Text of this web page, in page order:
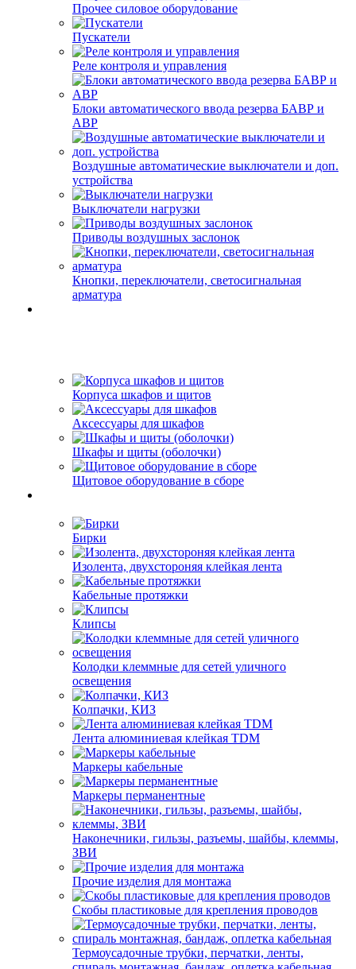
Прочее силовое оборудование
Пускатели
Реле контроля и управления
Блоки автоматического ввода резерва БАВР и
АВР
Воздушные автоматические выключатели и доп.
устройства
Выключатели нагрузки
Приводы воздушных заслонок
Кнопки, переключатели, светосигнальная
арматура
Корпуса шкафов и щитов
Аксессуары для шкафов
Шкафы и щиты (оболочки)
Щитовое оборудование в сборе
Бирки
Изолента, двухстороняя клейкая лента
Кабельные протяжки
Клипсы
Колодки клеммные для сетей уличного
освещения
Колпачки, КИЗ
Лента алюминиевая клейкая TDM
Маркеры кабельные
Маркеры перманентные
Наконечники, гильзы, разъемы, шайбы, клеммы,
ЗВИ
Прочие изделия для монтажа
Скобы пластиковые для крепления проводов
Термоусадочные трубки, перчатки, ленты,